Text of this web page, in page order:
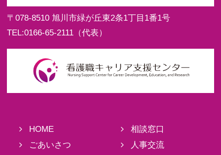
〒078-8510 旭川市緑が丘東2条1丁目1番1号
TEL:0166-65-2111（代表）
HOME
ごあいさつ
相談窓口
人事交流